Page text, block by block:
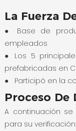
La Fuerza
● Base de
empleados
● Los 5
prefabricadas en
●
Participó en la
Proceso De
A continuación
para su